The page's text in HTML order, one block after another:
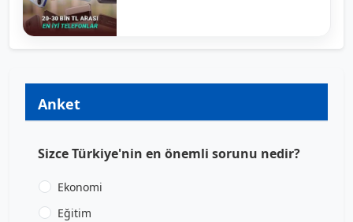
Anket
Sizce Türkiye'nin en önemli sorunu nedir?
Ekonomi
Eğitim